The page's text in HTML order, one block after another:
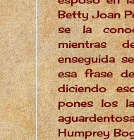
Betty Joan
se la
mientras
enseguida
esa frase
diciendo
pones los
Humprey